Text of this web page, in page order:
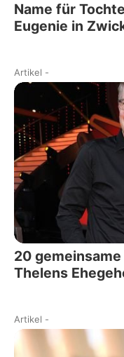
Name für
Eugenie in
Artikel -
20
Thelens
Artikel -